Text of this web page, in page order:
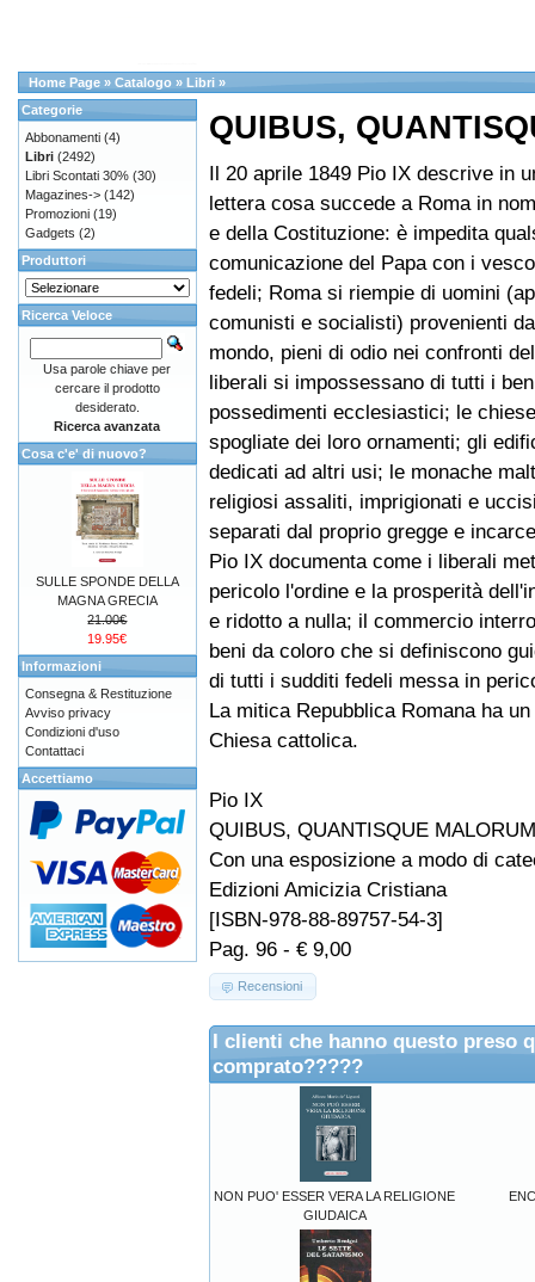
Home Page » Catalogo » Libri »
QUIBUS,
Il 20 aprile 1849 Pio IX descrive in
lettera cosa succede a Roma in
e della Costituzione: è impedita
comunicazione del Papa con i
fedeli; Roma si riempie di uomini
comunisti e socialisti) provenienti
mondo, pieni di odio nei confronti
liberali si impossessano di tutti i
possedimenti ecclesiastici; le
spogliate dei loro ornamenti; gli
dedicati ad altri usi; le monache
religiosi assaliti, imprigionati e
separati dal proprio gregge e
Pio IX documenta come i liberali
pericolo l'ordine e la prosperità
e ridotto a nulla; il commercio
beni da coloro che si definiscono
di tutti i sudditi fedeli messa in
La mitica Repubblica Romana ha
Chiesa cattolica.
Pio IX
QUIBUS, QUANTISQUE
Con una esposizione a modo di
Edizioni Amicizia Cristiana
[ISBN-978-88-89757-54-3]
Pag. 96 - € 9,00
Recensioni
I clienti che hanno questo preso
comprato?????
NON PUO' ESSER VERA LA RELIGIONE
GIUDAICA
Categorie
Abbonamenti (4)
Libri (2492)
Libri Scontati 30% (30)
Magazines-> (142)
Promozioni (19)
Gadgets (2)
Produttori
Ricerca Veloce
Usa parole chiave per
cercare il prodotto
desiderato.
Ricerca avanzata
Cosa c'e' di nuovo?
SULLE SPONDE DELLA
MAGNA GRECIA
21.00€
19.95€
Informazioni
Consegna & Restituzione
Avviso privacy
Condizioni d'uso
Contattaci
Accettiamo